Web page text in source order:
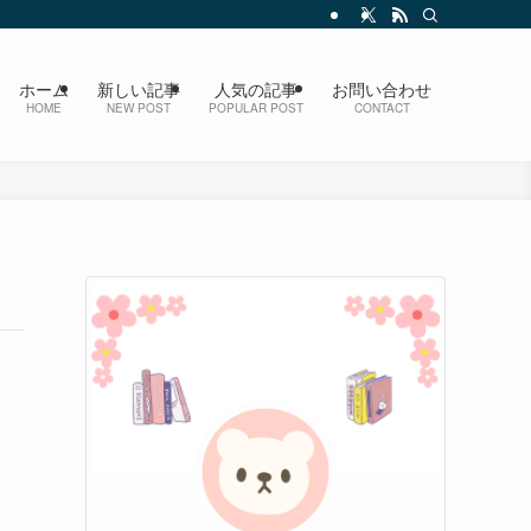
ホーム
HOME
新しい記事
NEW POST
人気の記事
POPULAR POST
お問い合わせ
CONTACT